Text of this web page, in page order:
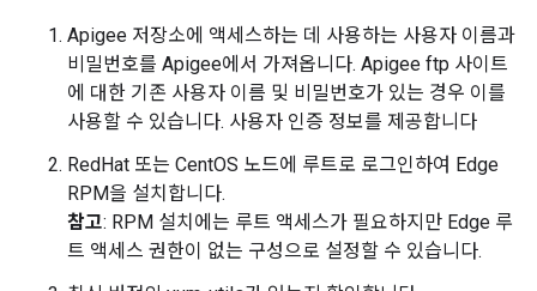
Apigee 저장소에 액세스하는 데 사용하는 사용자 이름과
비밀번호를 Apigee에서 가져옵니다. Apigee ftp 사이트
에 대한 기존 사용자 이름 및 비밀번호가 있는 경우 이를
사용할 수 있습니다. 사용자 인증 정보를 제공합니다
RedHat 또는 CentOS 노드에 루트로 로그인하여 Edge
RPM을 설치합니다.
참고: RPM 설치에는 루트 액세스가 필요하지만 Edge 루
트 액세스 권한이 없는 구성으로 설정할 수 있습니다.